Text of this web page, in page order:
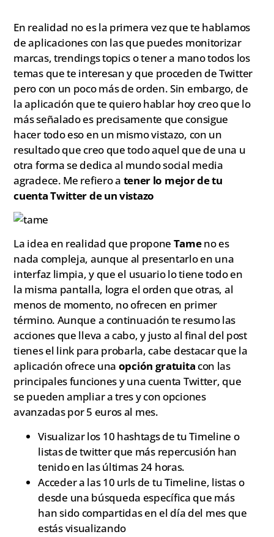
En realidad no es la primera vez que te hablamos
de aplicaciones con las que puedes monitorizar
marcas, trendings topics o tener a mano todos los
temas que te interesan y que proceden de Twitter
pero con un poco más de orden. Sin embargo, de
la aplicación que te quiero hablar hoy creo que lo
más señalado es precisamente que consigue
hacer todo eso en un mismo vistazo, con un
resultado que creo que todo aquel que de una u
otra forma se dedica al mundo social media
agradece. Me refiero a tener lo mejor de tu
cuenta Twitter de un vistazo
La idea en realidad que propone Tameno es
nada compleja, aunque al presentarlo en una
interfaz limpia, y que el usuario lo tiene todo en
la misma pantalla, logra el orden que otras, al
menos de momento, no ofrecen en primer
término. Aunque a continuación te resumo las
acciones que lleva a cabo, y justo al final del post
tienes el link para probarla, cabe destacar que la
aplicación ofrece una opción gratuita con las
principales funciones y una cuenta Twitter, que
se pueden ampliar a tres y con opciones
avanzadas por 5 euros al mes.
Visualizar los 10 hashtags de tu Timeline o
listas de twitter que más repercusión han
tenido en las últimas 24 horas.
Acceder a las 10 urls de tu Timeline, listas o
desde una búsqueda específica que más
han sido compartidas en el día del mes que
estás visualizando